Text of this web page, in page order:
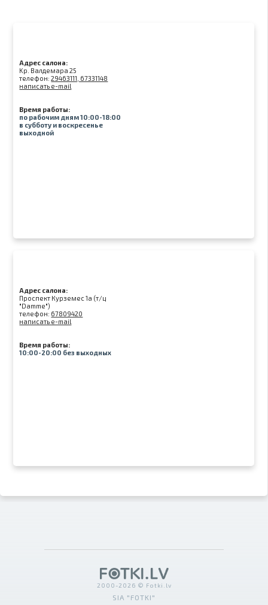
Адрес салона:
Kр. Валдемара 25
телефон:29463111, 67331148
написать e-mail
Время работы:
по рабочим дням 10:00-18:00
в субботу и воскресенье
выходной
Адрес салона:
Проспект Курземес 1а (т/ц
"Damme")
телефон: 67809420
написать e-mail
Время работы:
10:00-20:00 без выходных
2000-2026 © Fotki.lv
SIA "FOTKI"